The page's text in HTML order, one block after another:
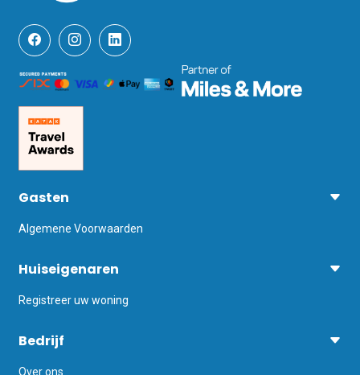
Gasten
Algemene Voorwaarden
Huiseigenaren
Registreer uw woning
Bedrijf
Over ons